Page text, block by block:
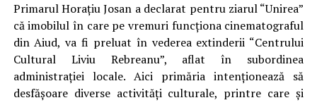
Primarul Horațiu Josan a declarat pentru ziarul “Unirea”
că imobilul în care pe vremuri funcționa cinematograful
din Aiud, va fi preluat în vederea extinderii “Centrului
Cultural Liviu Rebreanu”, aflat în subordinea
administrației locale. Aici primăria intenționează să
desfășoare diverse activități culturale, printre care și